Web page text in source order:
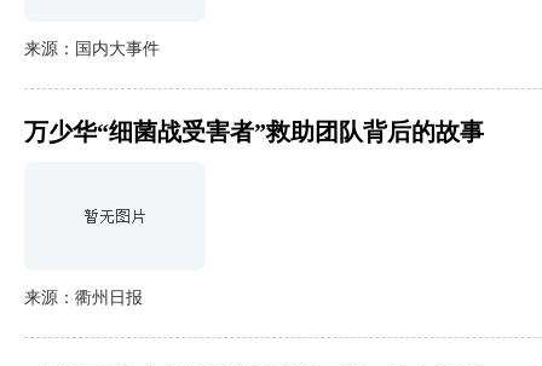
来源：国内大事件
万少华“细菌战受害者”救助团队背后的故事
来源：衢州日报